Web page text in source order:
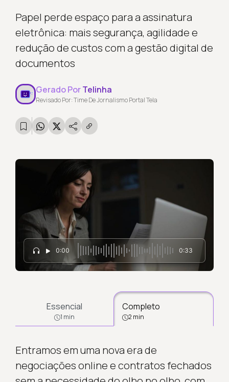
Papel perde espaço para a assinatura
eletrônica: mais segurança, agilidade e
redução de custos com a gestão digital de
documentos
Gerado PorTelinha
Revisado Por: Time De Jornalismo Portal Tela
0:00 0:33
Essencial
1 min
Completo
2 min
Entramos em uma nova era de
negociações online e contratos fechados